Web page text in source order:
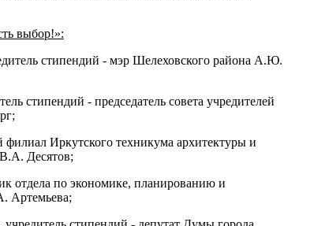
выбор!»:
стипендий - мэр Шелеховского района А.Ю.
стипендий - председатель совета учредителей
Иркутского техникума архитектуры и
В.А. Десятов;
отдела по экономике, планированию и
Артемьева;